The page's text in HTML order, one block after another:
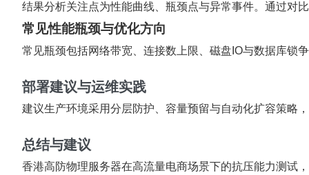
结果分析关注点为性能曲线、瓶颈点与异常事件。通过对
常见性能瓶颈与优化方向
常见瓶颈包括网络带宽、连接数上限、磁盘IO与数据库锁
部署建议与运维实践
建议生产环境采用分层防护、容量预留与自动化扩容策略
总结与建议
香港高防物理服务器在高流量电商场景下的抗压能力测试